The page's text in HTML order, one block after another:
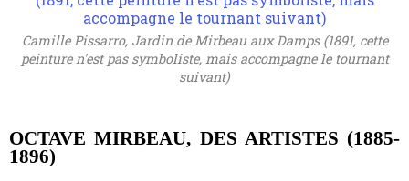
Camille Pissarro, Jardin de Mirbeau aux Damps (1891, cette
peinture n'est pas symboliste, mais accompagne le tournant
suivant)
OCTAVE MIRBEAU, DES ARTISTES (1885-
1896)